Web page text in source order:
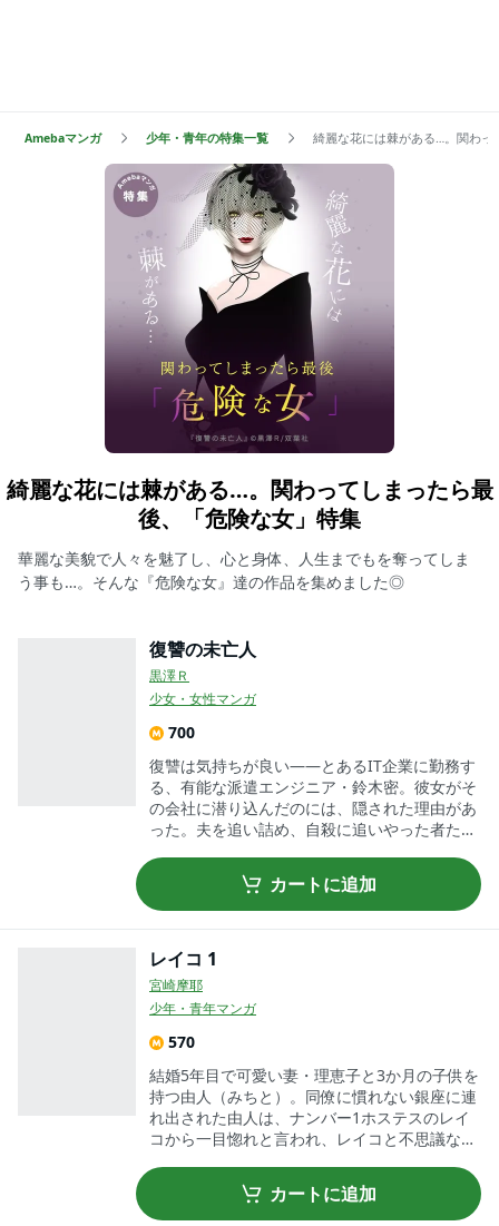
Amebaマンガ 少年・青年の特集一覧 綺麗な花には棘がある…。関わっ
綺麗な花には棘がある…。関わってしまったら最
後、「危険な女」特集
華麗な美貌で人々を魅了し、心と身体、人生までもを奪ってしま
う事も…。そんな『危険な女』達の作品を集めました◎
復讐の未亡人
黒澤Ｒ
少女・女性マンガ
700
復讐は気持ちが良い——とあるIT企業に勤務す
る、有能な派遣エンジニア・鈴木密。彼女がそ
の会社に潜り込んだのには、隠された理由があ
った。夫を追い詰め、自殺に追いやった者たち
家・黒澤R、渾身のSweet revenge storｙ！
カートに追加
レイコ 1
宮崎摩耶
少年・青年マンガ
570
結婚5年目で可愛い妻・理恵子と3か月の子供を
持つ由人（みちと）。同僚に慣れない銀座に連
れ出された由人は、ナンバー1ホステスのレイ
コから一目惚れと言われ、レイコと不思議な関
からの連絡が!?
カートに追加